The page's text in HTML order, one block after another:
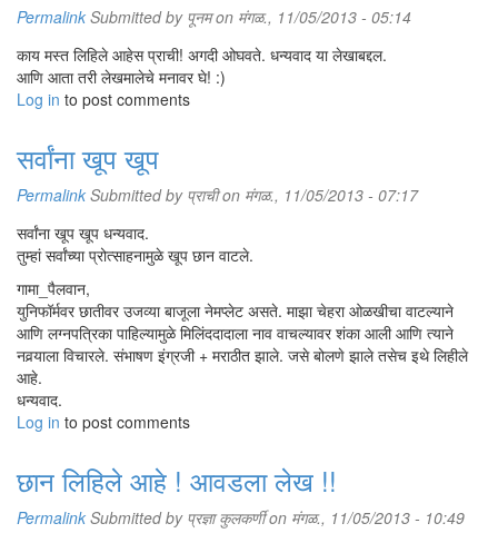
Permalink Submitted by पूनमon मंगळ., 11/05/2013 - 05:14
काय मस्त लिहिले आहेस प्राची! अगदी ओघवते. धन्यवाद या लेखाबद्दल.
आणि आता तरी लेखमालेचे मनावर घे! :)
Log in to post comments
सर्वांना खूप खूप
Permalink Submitted by प्राचीon मंगळ., 11/05/2013 - 07:17
सर्वांना खूप खूप धन्यवाद.
तुम्हां सर्वांच्या प्रोत्साहनामुळे खूप छान वाटले.
गामा_पैलवान,
युनिफॉर्मवर छातीवर उजव्या बाजूला नेमप्लेट असते. माझा चेहरा ओळखीचा वाटल्याने
आणि लग्नपत्रिका पाहिल्यामुळे मिलिंददादाला नाव वाचल्यावर शंका आली आणि त्याने
नवर्‍याला विचारले. संभाषण इंग्रजी + मराठीत झाले. जसे बोलणे झाले तसेच इथे लिहीले
आहे.
धन्यवाद.
Log in to post comments
छान लिहिले आहे ! आवडला लेख !!
Permalink Submitted by प्रज्ञा कुलकर्णीon मंगळ., 11/05/2013 - 10:49